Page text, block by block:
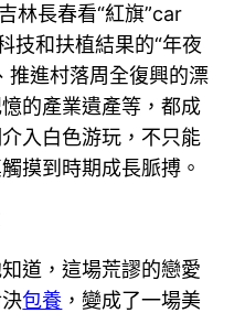
林長春看“紅旗”car
技和扶植結果的“年夜
推進村落周全復興的漂
的產業遺產等，都成
入白色游玩，不只能
摸到時期成長脈搏。
道，這場荒謬的戀愛
包養 ，變成了一場美